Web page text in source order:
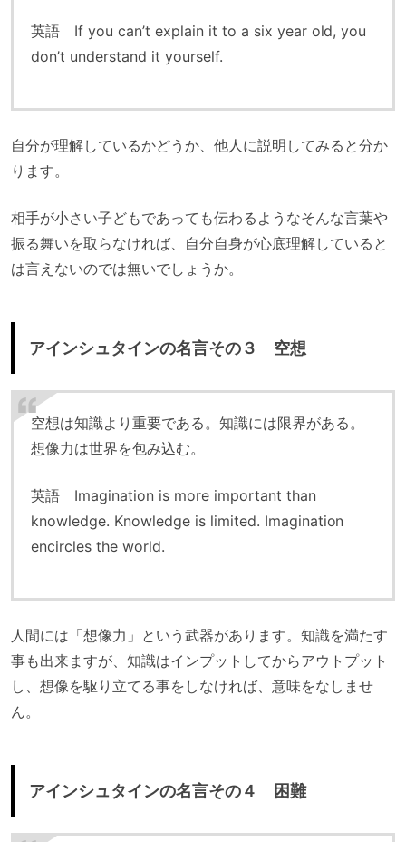
英語 If you can’t explain it to a six year old, you
don’t understand it yourself.
自分が理解しているかどうか、他人に説明してみると分か
ります。
相手が小さい子どもであっても伝わるようなそんな言葉や
振る舞いを取らなければ、自分自身が心底理解していると
は言えないのでは無いでしょうか。
アインシュタインの名言その３ 空想
空想は知識より重要である。知識には限界がある。
想像力は世界を包み込む。
英語 Imagination is more important than
knowledge. Knowledge is limited. Imagination
encircles the world.
人間には「想像力」という武器があります。知識を満たす
事も出来ますが、知識はインプットしてからアウトプット
し、想像を駆り立てる事をしなければ、意味をなしませ
ん。
アインシュタインの名言その４ 困難